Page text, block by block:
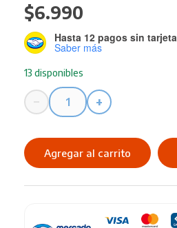
$6.990
13 disponibles
Hasta 12 pagos sin tarjeta
Saber más
−
Fibra
Borrables
9+1
+
Agregar al carrito